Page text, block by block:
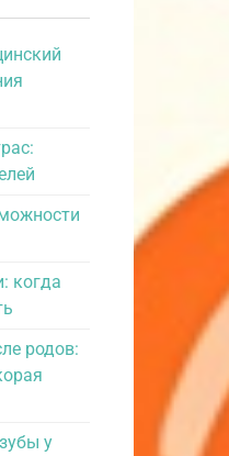
когда
родов:
у